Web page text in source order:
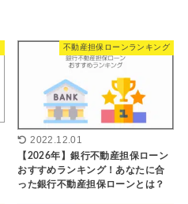
不動産担保ローンランキング
2022.12.01
【2026年】銀行不動産担保ローン
おすすめランキング！あなたに合
った銀行不動産担保ローンとは？